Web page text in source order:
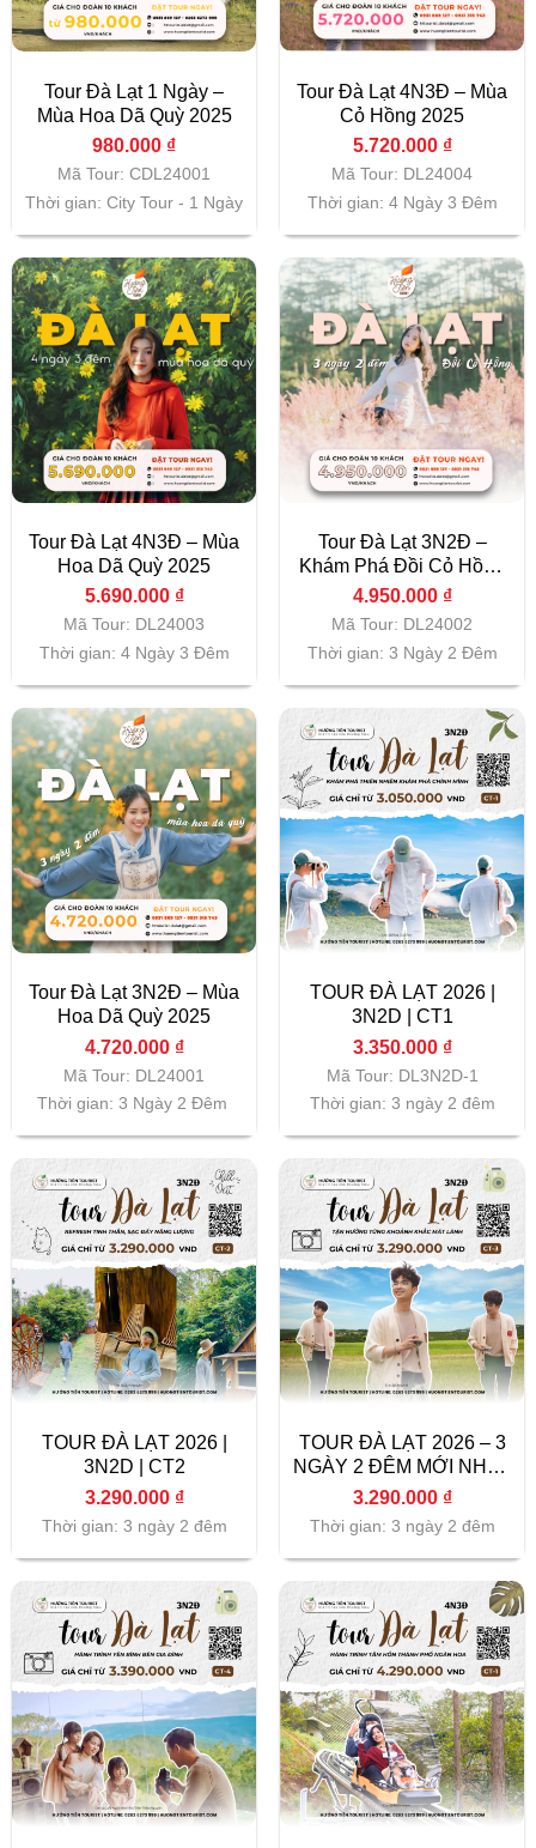
Tour Đà Lạt 1 Ngày –
Mùa Hoa Dã Quỳ 2025
980.000 ₫
Mã Tour: CDL24001
Thời gian: City Tour - 1 Ngày
Tour Đà Lạt 4N3Đ – Mùa
Cỏ Hồng 2025
5.720.000 ₫
Mã Tour: DL24004
Thời gian: 4 Ngày 3 Đêm
Tour Đà Lạt 4N3Đ – Mùa
Hoa Dã Quỳ 2025
5.690.000 ₫
Mã Tour: DL24003
Thời gian: 4 Ngày 3 Đêm
Tour Đà Lạt 3N2Đ –
Khám Phá Đồi Cỏ Hồng
2025
4.950.000 ₫
Mã Tour: DL24002
Thời gian: 3 Ngày 2 Đêm
Tour Đà Lạt 3N2Đ – Mùa
Hoa Dã Quỳ 2025
4.720.000 ₫
Mã Tour: DL24001
Thời gian: 3 Ngày 2 Đêm
TOUR ĐÀ LẠT 2026 |
3N2D | CT1
3.350.000 ₫
Mã Tour: DL3N2D-1
Thời gian: 3 ngày 2 đêm
TOUR ĐÀ LẠT 2026 |
3N2D | CT2
3.290.000 ₫
Thời gian: 3 ngày 2 đêm
TOUR ĐÀ LẠT 2026 – 3
NGÀY 2 ĐÊM MỚI NHẤT
(CT 3)
3.290.000 ₫
Thời gian: 3 ngày 2 đêm